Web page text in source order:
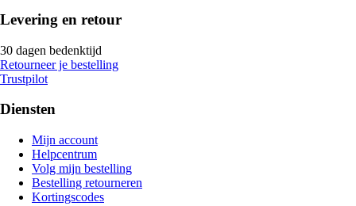
Levering en retour
30 dagen bedenktijd
Retourneer je bestelling
Trustpilot
Diensten
Mijn account
Helpcentrum
Volg mijn bestelling
Bestelling retourneren
Kortingscodes